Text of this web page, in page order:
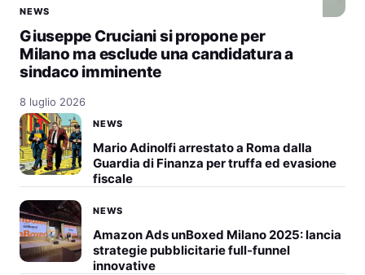
NEWS
Giuseppe Cruciani si propone per
Milano ma esclude una candidatura a
sindaco imminente
8 luglio 2026
NEWS
Mario Adinolfi arrestato a Roma dalla
Guardia di Finanza per truffa ed evasione
fiscale
NEWS
Amazon Ads unBoxed Milano 2025: lancia
strategie pubblicitarie full-funnel
innovative